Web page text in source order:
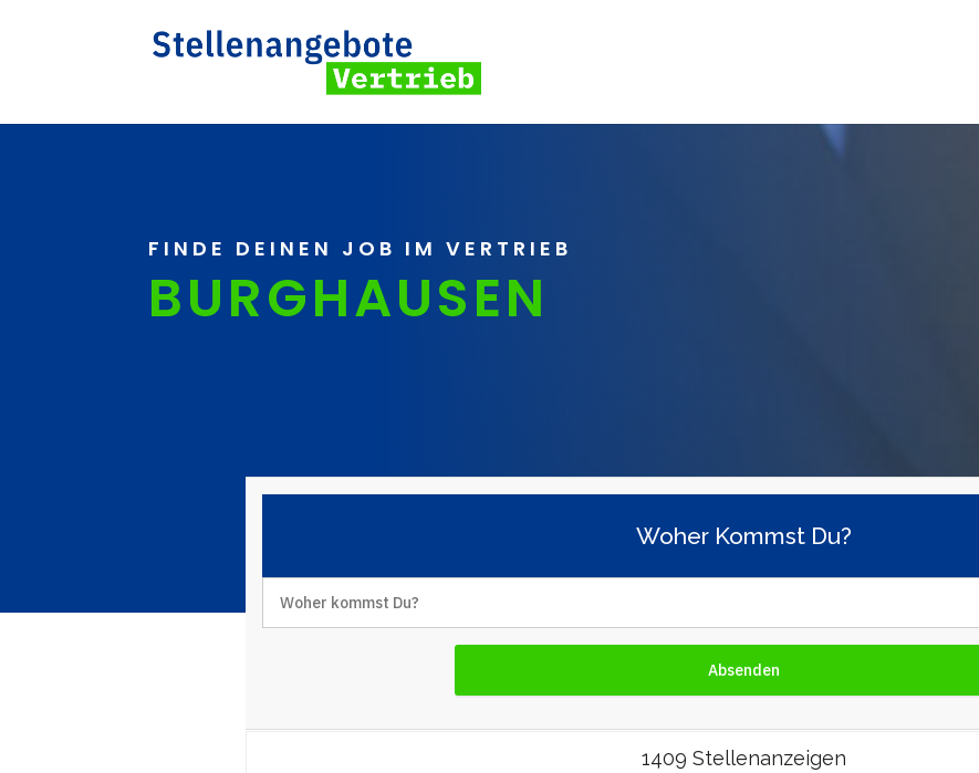
FINDE DEINEN JOB IM VERTRIEB
BURGHAUSEN
Woher Kommst Du?
1409 Stellenanzeigen